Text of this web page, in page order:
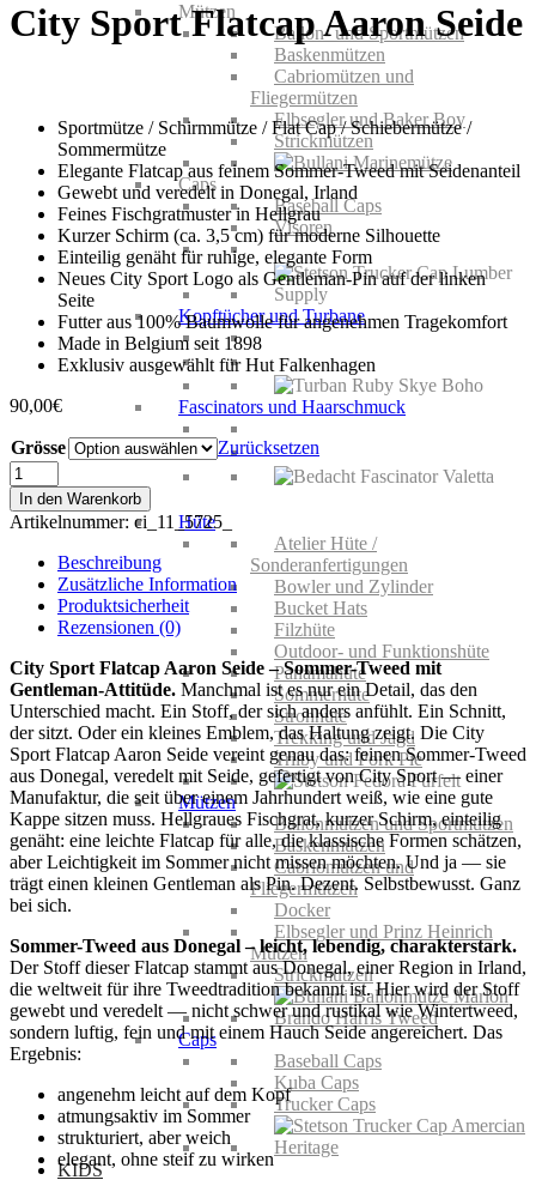
Mützen
Ballon- und Sportmützen
Baskenmützen
Cabriomützen und
Fliegermützen
Elbsegler und Baker Boy
Strickmützen
Caps
Baseball Caps
Visoren
Kopftücher und Turbane
Fascinators und Haarschmuck
HERREN
Hüte
Atelier Hüte /
Sonderanfertigungen
Bowler und Zylinder
Bucket Hats
Filzhüte
Outdoor- und Funktionshüte
Panamahüte
Sommerhüte
Strohhüte
Trekking und Jagd
Trilby und Pork Pie
Mützen
Ballonmützen und Sportmützen
Baskenmützen
Cabriomützen und
Fliegermützen
Docker
Elbsegler und Prinz Heinrich
Mützen
Strickmützen
Caps
Baseball Caps
Kuba Caps
Trucker Caps
KIDS
City Sport Flatcap Aaron Seide
Sportmütze / Schirmmütze / Flat Cap / Schiebermütze /
Sommermütze
Elegante Flatcap aus feinem Sommer-Tweed mit Seidenanteil
Gewebt und veredelt in Donegal, Irland
Feines Fischgratmuster in Hellgrau
Kurzer Schirm (ca. 3,5 cm) für moderne Silhouette
Einteilig genäht für ruhige, elegante Form
Neues City Sport Logo als Gentleman-Pin auf der linken
Seite
Futter aus 100% Baumwolle für angenehmen Tragekomfort
Made in Belgium seit 1898
Exklusiv ausgewählt für Hut Falkenhagen
90,00€
Grösse
Zurücksetzen
City
Sport
Flatcap
Aaron
Seide
Menge
In den Warenkorb
Artikelnummer: ci_11_5725_
Beschreibung
Zusätzliche Information
Produktsicherheit
Rezensionen (0)
City Sport Flatcap Aaron Seide – Sommer-Tweed mit
Gentleman-Attitüde. Manchmal ist es nur ein Detail, das den
Unterschied macht. Ein Stoff, der sich anders anfühlt. Ein Schnitt,
der sitzt. Oder ein kleines Emblem, das Haltung zeigt. Die City
Sport Flatcap Aaron Seide vereint genau das: feinen Sommer-Tweed
aus Donegal, veredelt mit Seide, gefertigt vonCity Sport— einer
Manufaktur, die seit über einem Jahrhundert weiß, wie eine gute
Kappe sitzen muss. Hellgraues Fischgrat, kurzer Schirm, einteilig
genäht: eine leichte Flatcap für alle, die klassische Formen schätzen,
aber Leichtigkeit im Sommer nicht missen möchten. Und ja — sie
trägt einen kleinen Gentleman als Pin. Dezent. Selbstbewusst. Ganz
bei sich.
Sommer-Tweed aus Donegal – leicht, lebendig, charakterstark.
Der Stoff dieser Flatcap stammt aus Donegal, einer Region in Irland,
die weltweit für ihre Tweedtradition bekannt ist. Hier wird der Stoff
gewebt und veredelt — nicht schwer und rustikal wie Wintertweed,
sondern luftig, fein und mit einem Hauch Seide angereichert. Das
Ergebnis:
angenehm leicht auf dem Kopf
atmungsaktiv im Sommer
strukturiert, aber weich
elegant, ohne steif zu wirken